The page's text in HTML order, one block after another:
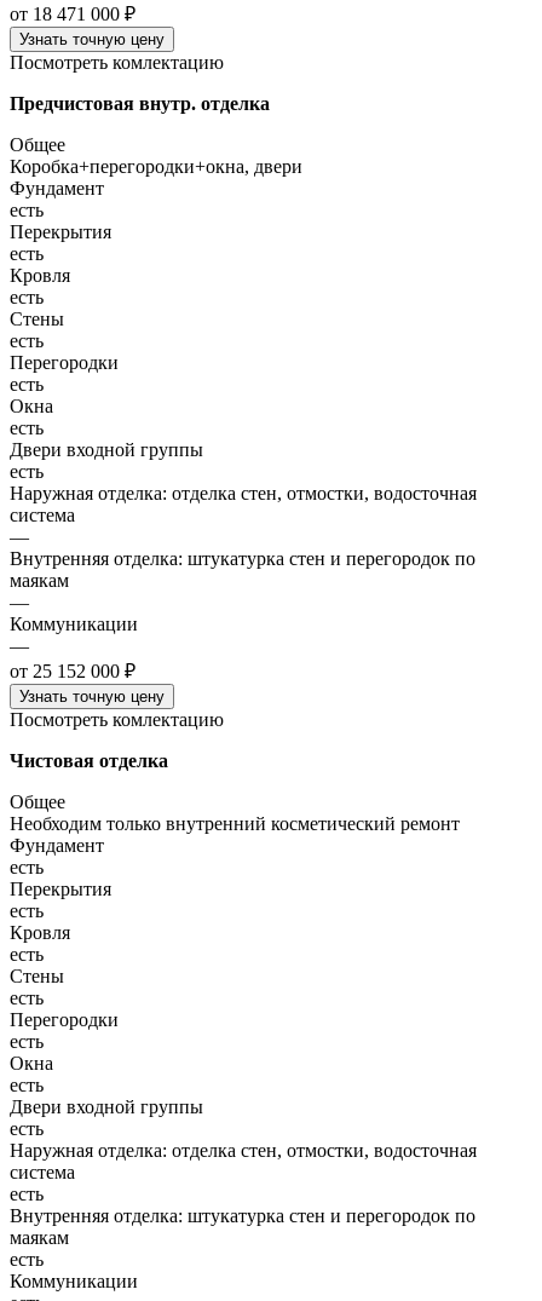
от 18 471 000 ₽
Узнать точную цену
Посмотреть комлектацию
Предчистовая внутр. отделка
Общее
Коробка+перегородки+окна, двери
Фундамент
есть
Перекрытия
есть
Кровля
есть
Стены
есть
Перегородки
есть
Окна
есть
Двери входной группы
есть
Наружная отделка: отделка стен, отмостки, водосточная
система
—
Внутренняя отделка: штукатурка стен и перегородок по
маякам
—
Коммуникации
—
от 25 152 000 ₽
Узнать точную цену
Посмотреть комлектацию
Чистовая отделка
Общее
Необходим только внутренний косметический ремонт
Фундамент
есть
Перекрытия
есть
Кровля
есть
Стены
есть
Перегородки
есть
Окна
есть
Двери входной группы
есть
Наружная отделка: отделка стен, отмостки, водосточная
система
есть
Внутренняя отделка: штукатурка стен и перегородок по
маякам
есть
Коммуникации